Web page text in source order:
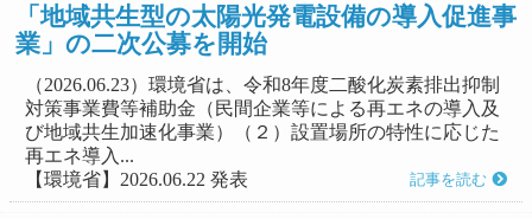
「地域共生型の太陽光発電設備の導入促進事
業」の二次公募を開始
（2026.06.23）環境省は、令和8年度二酸化炭素排出抑制
対策事業費等補助金（民間企業等による再エネの導入及
び地域共生加速化事業）（２）設置場所の特性に応じた
再エネ導入...
【環境省】2026.06.22 発表
記事を読む